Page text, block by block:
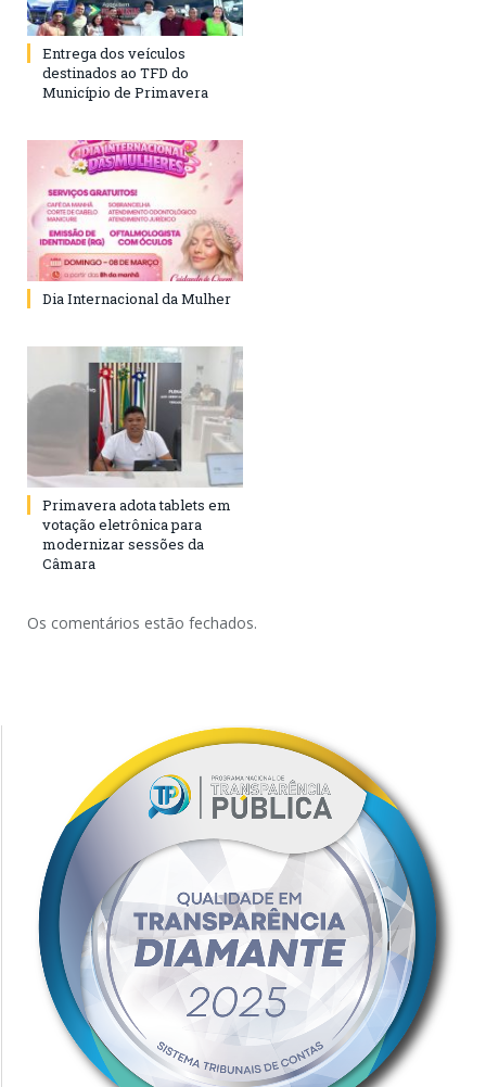
Entrega dos veículos
destinados ao TFD do
Município de Primavera
Dia Internacional da Mulher
Primavera adota tablets em
votação eletrônica para
modernizar sessões da
Câmara
Os comentários estão fechados.